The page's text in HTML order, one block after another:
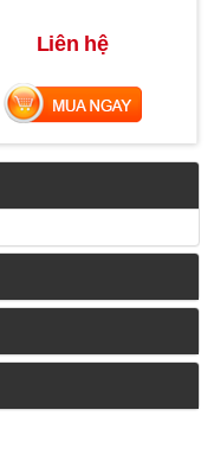
Liên hệ
MUA NGAY